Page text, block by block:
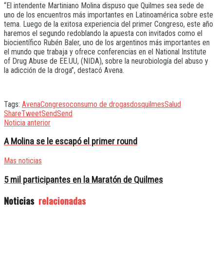
“El intendente Martiniano Molina dispuso que Quilmes sea sede de
uno de los encuentros más importantes en Latinoamérica sobre este
tema. Luego de la exitosa experiencia del primer Congreso, este año
haremos el segundo redoblando la apuesta con invitados como el
biocientífico Rubén Baler, uno de los argentinos más importantes en
el mundo que trabaja y ofrece conferencias en el National Institute
of Drug Abuse de EE.UU, (NIDA), sobre la neurobiología del abuso y
la adicción de la droga”, destacó Avena.
Tags: AvenaCongresoconsumo de drogasdosquilmesSalud
ShareTweetSendSend
Noticia anterior
A Molina se le escapó el primer round
Mas noticias
5 mil participantes en la Maratón de Quilmes
Noticias relacionadas